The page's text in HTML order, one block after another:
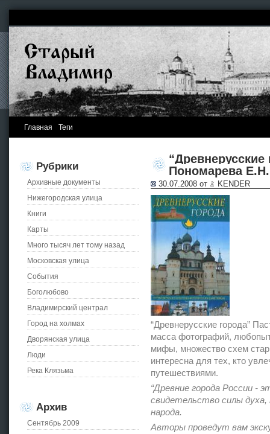
Главная Теги
Рубрики
Архивные документы
Нижегородская улица
Книги
Карты
Много тысяч лет тому назад
Московская улица
События
Боголюбово
Владимирский централ
Город на холмах
Дворянская улица
Люди
Река Клязьма
Архив
Сентябрь 2009
Пономарева
30.07.2008 от KENDER
“Древнерусские города”
масса фотографий,
мифы, множество схем
интересна для тех, кто
путешествиями.
“Древние города России -
свидетельство силы
народа.
Авторы проведут вам